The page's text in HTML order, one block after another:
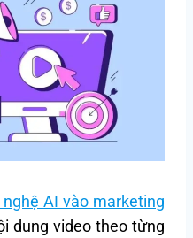
AI vào marketing
dung video theo từng